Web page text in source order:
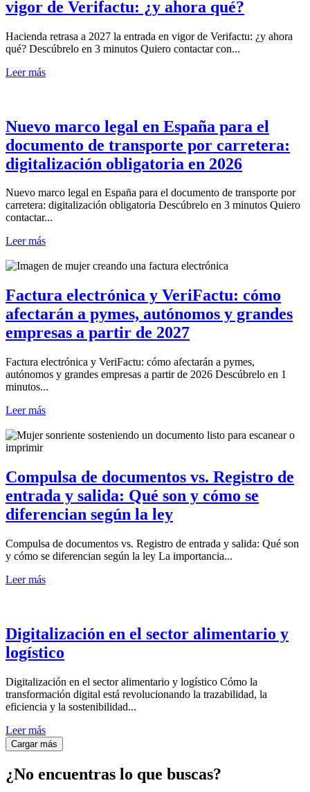
vigor de Verifactu: ¿y ahora qué?
Hacienda retrasa a 2027 la entrada en vigor de Verifactu: ¿y ahora
qué? Descúbrelo en 3 minutos Quiero contactar con...
Leer más
Nuevo marco legal en España para el
documento de transporte por carretera:
digitalización obligatoria en 2026
Nuevo marco legal en España para el documento de transporte por
carretera: digitalización obligatoria Descúbrelo en 3 minutos Quiero
contactar...
Leer más
Factura electrónica y VeriFactu: cómo
afectarán a pymes, autónomos y grandes
empresas a partir de 2027
Factura electrónica y VeriFactu: cómo afectarán a pymes,
autónomos y grandes empresas a partir de 2026 Descúbrelo en 1
minutos...
Leer más
Compulsa de documentos vs. Registro de
entrada y salida: Qué son y cómo se
diferencian según la ley
Compulsa de documentos vs. Registro de entrada y salida: Qué son
y cómo se diferencian según la ley La importancia...
Leer más
Digitalización en el sector alimentario y
logístico
Digitalización en el sector alimentario y logístico Cómo la
transformación digital está revolucionando la trazabilidad, la
eficiencia y la sostenibilidad...
Leer más
Cargar más
¿No encuentras lo que buscas?